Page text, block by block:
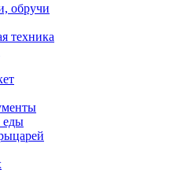
обручи
техника
еды